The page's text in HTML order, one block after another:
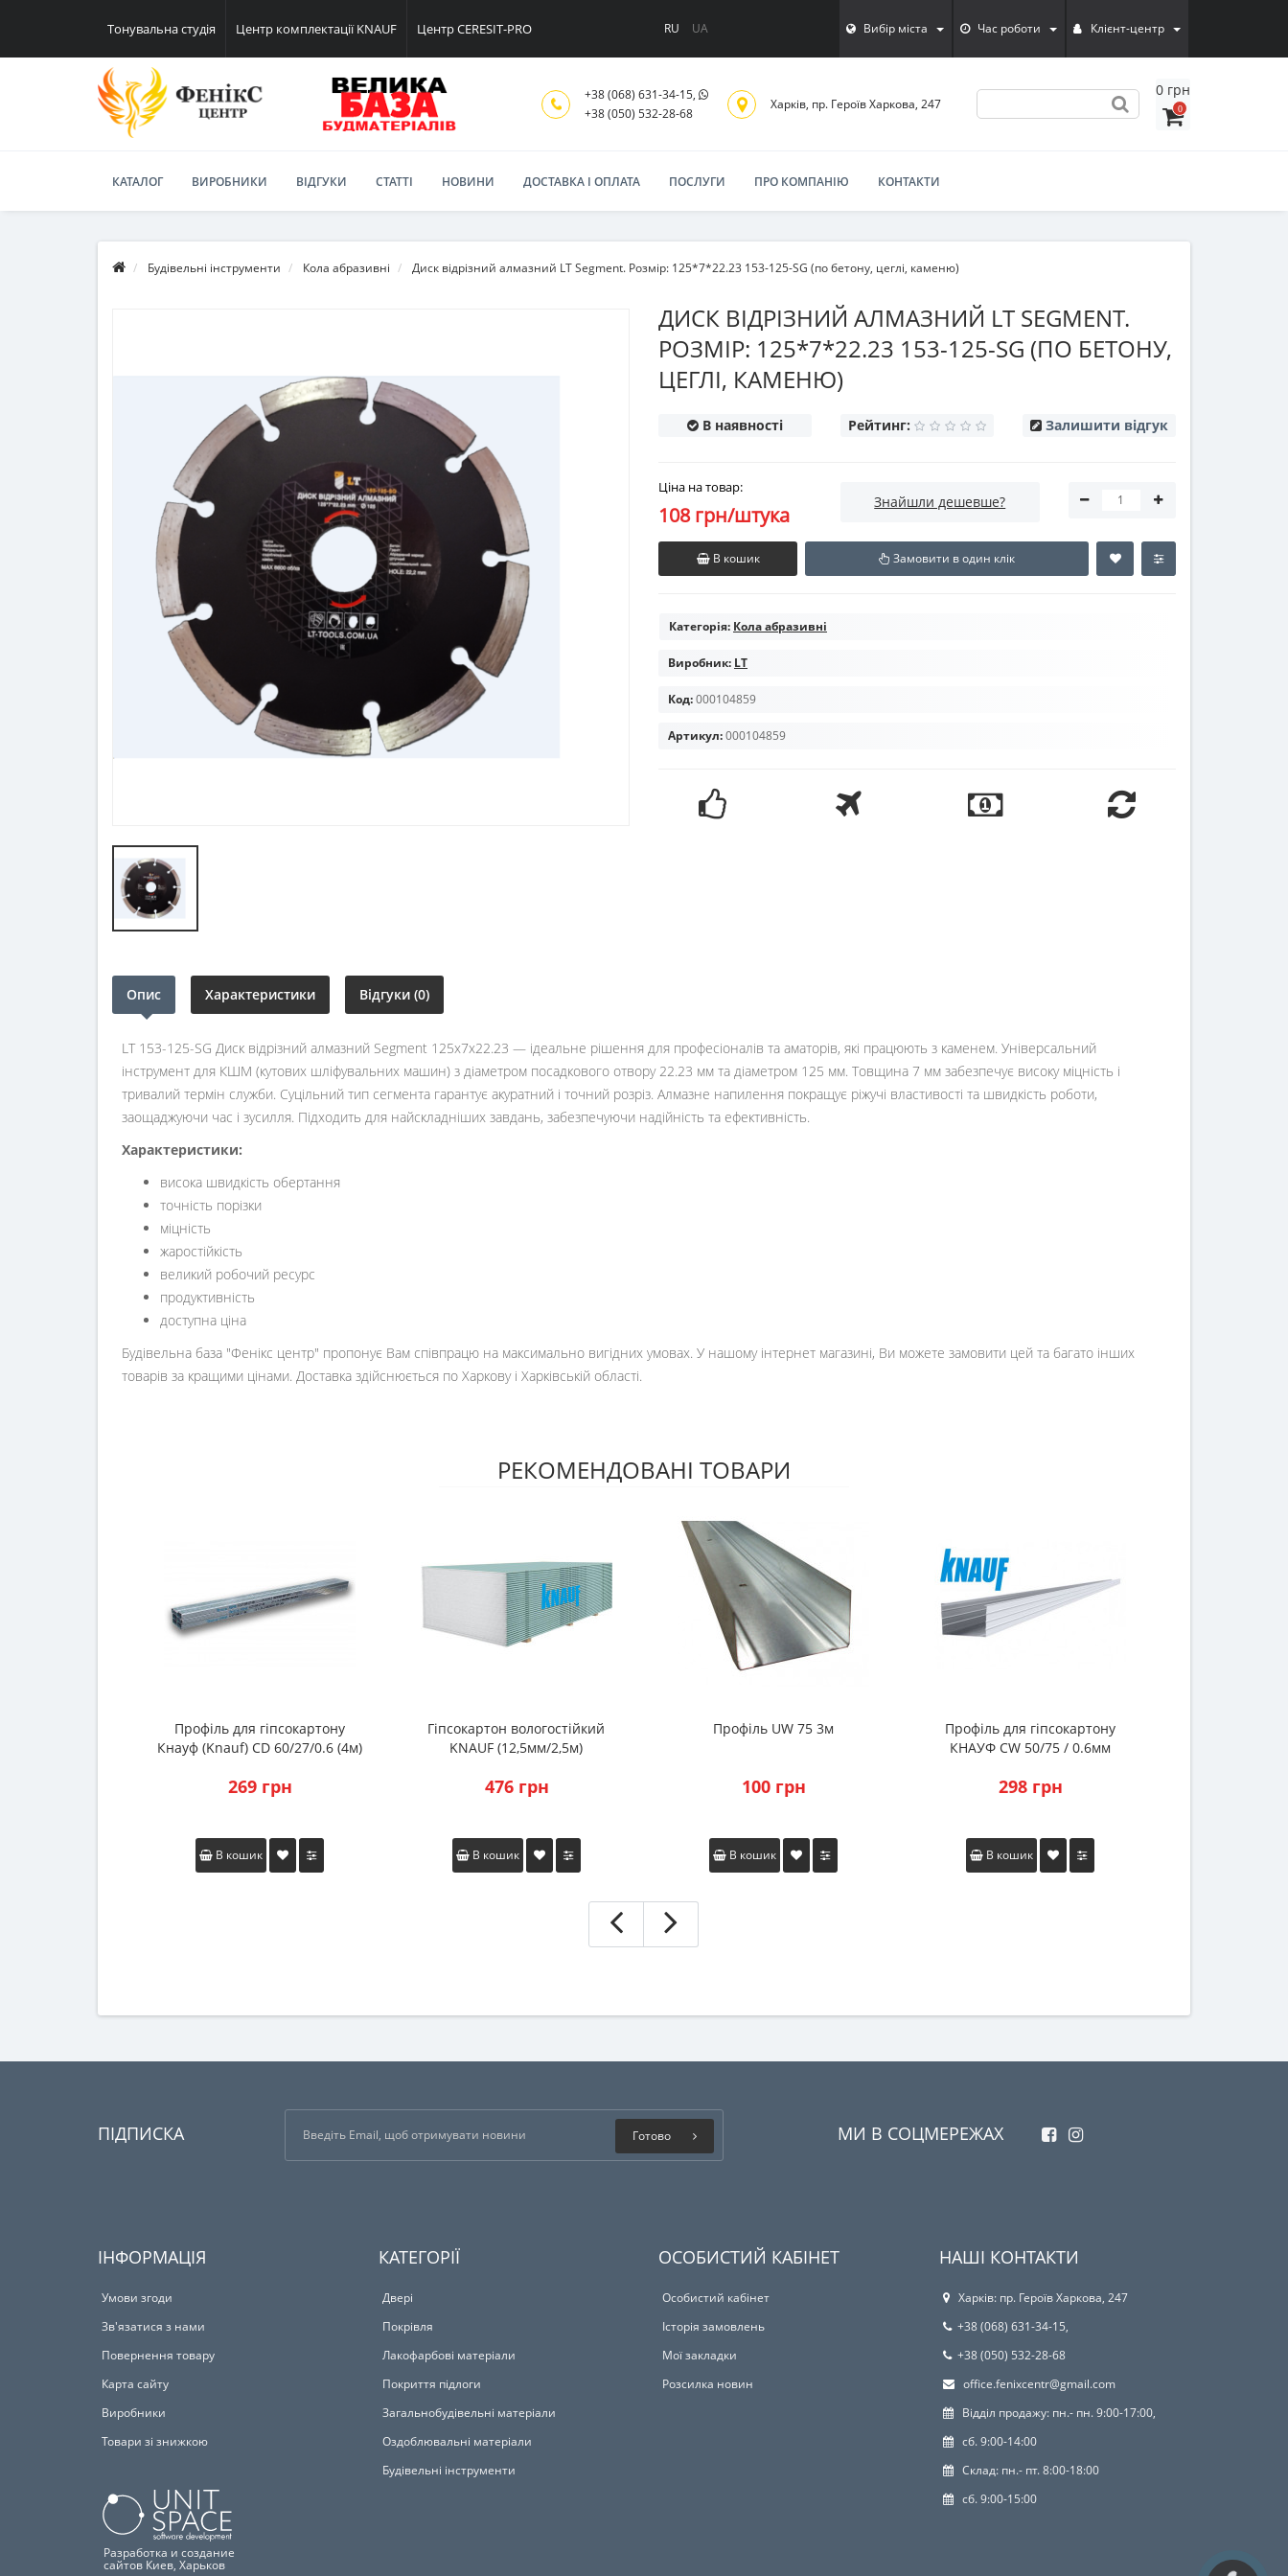
Тонувальна студія Центр комплектації KNAUF Центр CERESIT-PRO RU UA Вибір міста Час роботи Клієнт-центр
+38 (068) 631-34-15,
+38 (050) 532-28-68
Харків, пр. Героїв Харкова, 247
0 грн
0
КАТАЛОГ ВИРОБНИКИ ВІДГУКИ СТАТТІ НОВИНИ ДОСТАВКА І ОПЛАТА ПОСЛУГИ ПРО КОМПАНІЮ КОНТАКТИ
Будівельні інструменти Кола абразивні Диск відрізний алмазний LT Segment. Розмір: 125*7*22.23 153-125-SG (по бетону, цеглі, каменю)
ДИСК ВІДРІЗНИЙ АЛМАЗНИЙ LT SEGMENT.
РОЗМІР: 125*7*22.23 153-125-SG (ПО БЕТОНУ,
ЦЕГЛІ, КАМЕНЮ)
В наявності Рейтинг: Залишити відгук
Ціна на товар:
108 грн/штука
Знайшли дешевше?
В кошик Замовити в один клік
Категорія: Кола абразивні
Виробник: LT
Код:000104859
Артикул:000104859
Опис Характеристики Відгуки (0)
LT 153-125-SG Диск відрізний алмазний Segment 125х7х22.23 — ідеальне рішення для професіоналів та аматорів, які працюють з каменем. Універсальний
інструмент для КШМ (кутових шліфувальних машин) з діаметром посадкового отвору 22.23 мм та діаметром 125 мм. Товщина 7 мм забезпечує високу міцність і
тривалий термін служби. Суцільний тип сегмента гарантує акуратний і точний розріз. Алмазне напилення покращує ріжучі властивості та швидкість роботи,
заощаджуючи час і зусилля. Підходить для найскладніших завдань, забезпечуючи надійність та ефективність.
Характеристики:
висока швидкість обертання
точність порізки
міцність
жаростійкість
великий робочий ресурс
продуктивність
доступна ціна
Будівельна база "Фенікс центр" пропонує Вам співпрацю на максимально вигідних умовах. У нашому інтернет магазині, Ви можете замовити цей та багато інших
товарів за кращими цінами. Доставка здійснюється по Харкову і Харківській області.
РЕКОМЕНДОВАНІ ТОВАРИ
Профіль для гіпсокартону
Кнауф (Knauf) CD 60/27/0.6 (4м)
269 грн
В кошик
Гіпсокартон вологостійкий
KNAUF (12,5мм/2,5м)
476 грн
В кошик
Профіль UW 75 3м
100 грн
В кошик
Профіль для гіпсокартону
КНАУФ CW 50/75 / 0.6мм
298 грн
В кошик
ПІДПИСКА Готово МИ В СОЦМЕРЕЖАХ
ІНФОРМАЦІЯ
Умови згоди
Зв'язатися з нами
Повернення товару
Карта сайту
Виробники
Товари зі знижкою
Разработка и создание
сайтов Киев, Харьков
КАТЕГОРІЇ
Двері
Покрівля
Лакофарбові матеріали
Покриття підлоги
Загальнобудівельні матеріали
Оздоблювальні матеріали
Будівельні інструменти
ОСОБИСТИЙ КАБІНЕТ
Особистий кабінет
Історія замовлень
Мої закладки
Розсилка новин
НАШІ КОНТАКТИ
Харків: пр. Героїв Харкова, 247
+38 (068) 631-34-15,
+38 (050) 532-28-68
office.fenixcentr@gmail.com
Відділ продажу: пн.- пн. 9:00-17:00,
сб. 9:00-14:00
Склад: пн.- пт. 8:00-18:00
сб. 9:00-15:00